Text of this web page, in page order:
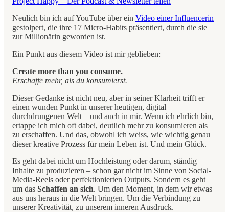
Neulich bin ich auf YouTube über ein Video einer Influencerin
gestolpert, die ihre 17 Micro-Habits präsentiert, durch die sie
zur Millionärin geworden ist.
Ein Punkt aus diesem Video ist mir geblieben:
Create more than you consume.
Erschaffe mehr, als du konsumierst.
Dieser Gedanke ist nicht neu, aber in seiner Klarheit trifft er
einen wunden Punkt in unserer heutigen, digital
durchdrungenen Welt – und auch in mir. Wenn ich ehrlich bin,
ertappe ich mich oft dabei, deutlich mehr zu konsumieren als
zu erschaffen. Und das, obwohl ich weiss, wie wichtig genau
dieser kreative Prozess für mein Leben ist. Und mein Glück.
Es geht dabei nicht um Hochleistung oder darum, ständig
Inhalte zu produzieren – schon gar nicht im Sinne von Social-
Media-Reels oder perfektionierten Outputs. Sondern es geht
um das Schaffen an sich. Um den Moment, in dem wir etwas
aus uns heraus in die Welt bringen. Um die Verbindung zu
unserer Kreativität, zu unserem inneren Ausdruck.